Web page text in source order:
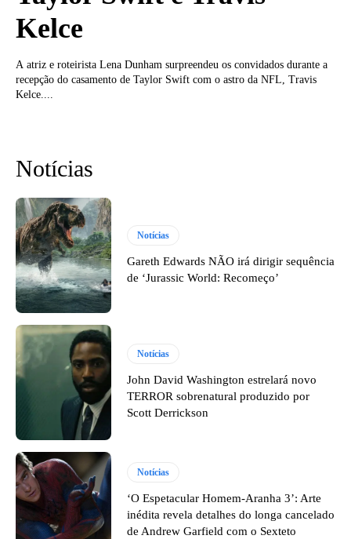
Kelce
A atriz e roteirista Lena Dunham surpreendeu os convidados durante a
recepção do casamento de Taylor Swift com o astro da NFL, Travis
Kelce....
Notícias
Notícias
Gareth Edwards NÃO irá dirigir sequência
de ‘Jurassic World: Recomeço’
Notícias
John David Washington estrelará novo
TERROR sobrenatural produzido por
Scott Derrickson
Notícias
‘O Espetacular Homem-Aranha 3’: Arte
inédita revela detalhes do longa cancelado
de Andrew Garfield com o Sexteto